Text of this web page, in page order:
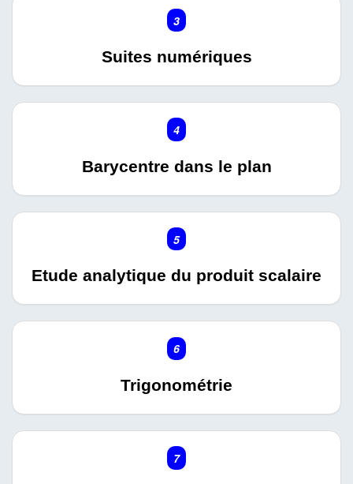
3
Suites numériques
4
Barycentre dans le plan
5
Etude analytique du produit scalaire
6
Trigonométrie
7